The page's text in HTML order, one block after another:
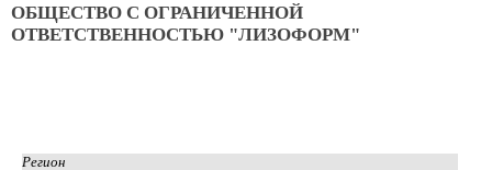
ОБЩЕСТВО С ОГРАНИЧЕННОЙ
ОТВЕТСТВЕННОСТЬЮ "ЛИЗОФОРМ"
Регион